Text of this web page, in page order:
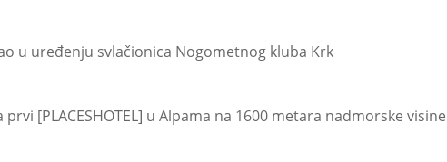
u uređenju svlačionica Nogometnog kluba Krk
[PLACESHOTEL] u Alpama na 1600 metara nadmorske visine